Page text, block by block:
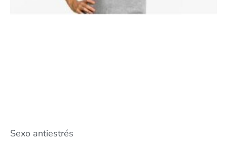
Sexo antiestrés